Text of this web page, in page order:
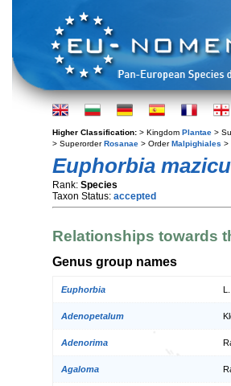
Higher Classification: > Kingdom Plantae >
> SuperorderRosanae > OrderMalpighiales >
Euphorbia
Rank: Species
Taxon Status: accepted
Relationships towards
Genus group names
Euphorbia
Adenopetalum
Adenorima
Agaloma